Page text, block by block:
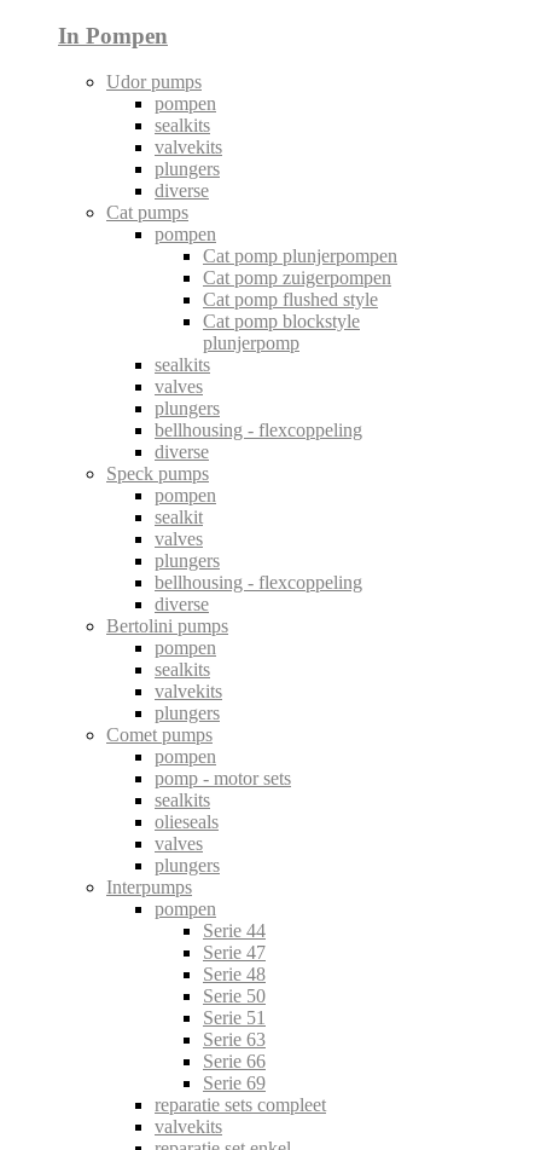
In Pompen
Udor pumps
pompen
sealkits
valvekits
plungers
diverse
Cat pumps
pompen
Cat pomp plunjerpompen
Cat pomp zuigerpompen
Cat pomp flushed style
Cat pomp blockstyle
plunjerpomp
sealkits
valves
plungers
bellhousing - flexcoppeling
diverse
Speck pumps
pompen
sealkit
valves
plungers
bellhousing - flexcoppeling
diverse
Bertolini pumps
pompen
sealkits
valvekits
plungers
Comet pumps
pompen
pomp - motor sets
sealkits
olieseals
valves
plungers
Interpumps
pompen
Serie 44
Serie 47
Serie 48
Serie 50
Serie 51
Serie 63
Serie 66
Serie 69
reparatie sets compleet
valvekits